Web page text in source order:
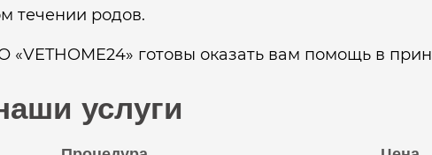
течении родов.
готовы оказать вам помощь в
услуги